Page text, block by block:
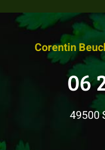
Corentin
06
49500